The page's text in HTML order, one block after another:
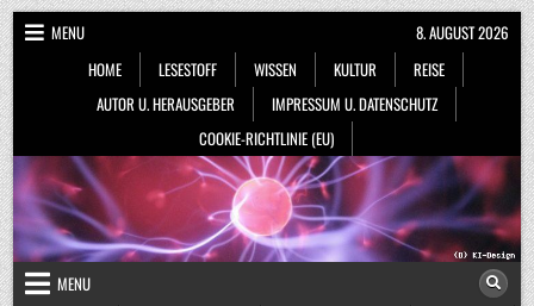
Skip
to
content
MENU
HOME
LESESTOFF WISSEN KULTUR
REISE
AUTOR U. HERAUSGEBER
IMPRESSUM U. DATENSCHUTZ
COOKIE-RICHTLINIE (EU)
8. AUGUST 2026
MENU